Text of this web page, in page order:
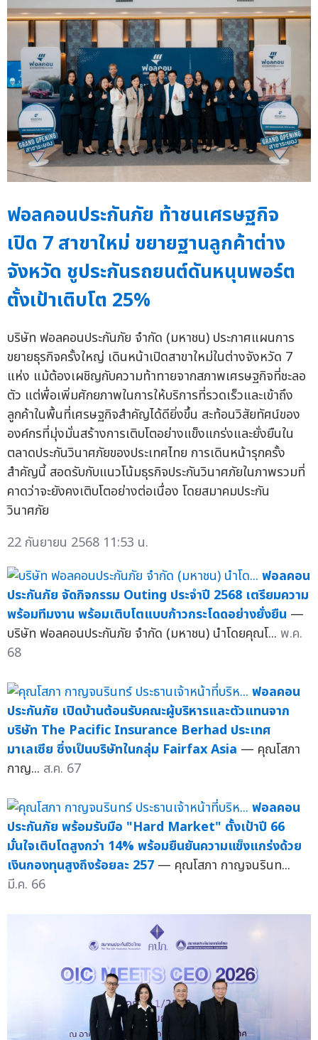
ฟอลคอนประกันภัย ท้าชนเศรษฐกิจ
เปิด 7 สาขาใหม่ ขยายฐานลูกค้าต่าง
จังหวัด ชูประกันรถยนต์ดันหนุนพอร์ต
ตั้งเป้าเติบโต 25%
บริษัท ฟอลคอนประกันภัย จำกัด (มหาชน) ประกาศแผนการ
ขยายธุรกิจครั้งใหญ่ เดินหน้าเปิดสาขาใหม่ในต่างจังหวัด 7
แห่ง แม้ต้องเผชิญกับความท้าทายจากสภาพเศรษฐกิจที่ชะลอ
ตัว แต่พื่อเพิ่มศักยภาพในการให้บริการที่รวดเร็วและเข้าถึง
ลูกค้าในพื้นที่เศรษฐกิจสำคัญได้ดียิ่งขึ้น สะท้อนวิสัยทัศน์ของ
องค์กรที่มุ่งมั่นสร้างการเติบโตอย่างแข็งแกร่งและยั่งยืนใน
ตลาดประกันวินาศภัยของประเทศไทย การเดินหน้ารุกครั้ง
สำคัญนี้ สอดรับกับแนวโน้มธุรกิจประกันวินาศภัยในภาพรวมที่
คาดว่าจะยังคงเติบโตอย่างต่อเนื่อง โดยสมาคมประกัน
วินาศภัย
22 กันยายน 2568 11:53 น.
ฟอลคอน
ประกันภัย จัดกิจกรรม Outing ประจำปี 2568 เตรียมความ
พร้อมทีมงาน พร้อมเติบโตแบบก้าวกระโดดอย่างยั่งยืน —
บริษัท ฟอลคอนประกันภัย จำกัด (มหาชน) นำโดยคุณโ... พ.ค.
68
ฟอลคอน
ประกันภัย เปิดบ้านต้อนรับคณะผู้บริหารและตัวแทนจาก
บริษัท The Pacific Insurance Berhad ประเทศ
มาเลเซีย ซึ่งเป็นบริษัทในกลุ่ม Fairfax Asia — คุณโสภา
กาญ... ส.ค. 67
ฟอลคอน
ประกันภัย พร้อมรับมือ "Hard Market" ตั้งเป้าปี 66
มั่นใจเติบโตสูงกว่า 14% พร้อมยืนยันความแข็งแกร่งด้วย
เงินกองทุนสูงถึงร้อยละ 257 — คุณโสภา กาญจนรินท...
มี.ค. 66